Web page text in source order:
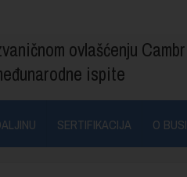
ovlašćenju
ispite
SERTIFIKACIJA O